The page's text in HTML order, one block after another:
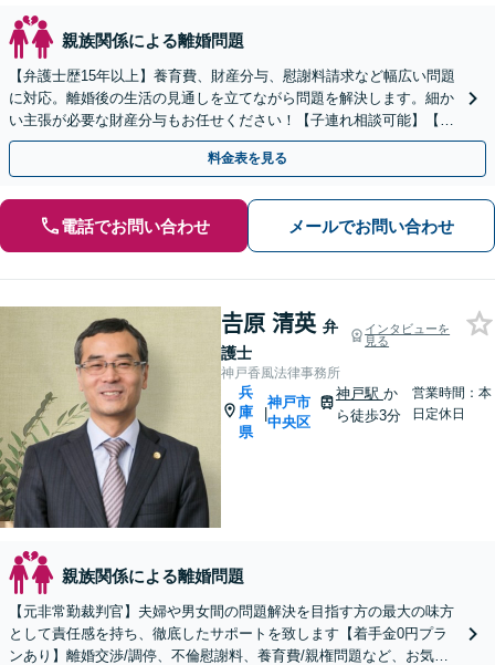
親族関係による離婚問題
【弁護士歴15年以上】養育費、財産分与、慰謝料請求など幅広い問題
に対応。離婚後の生活の見通しを立てながら問題を解決します。細か
い主張が必要な財産分与もお任せください！【子連れ相談可能】【完
全個室で安心】
料金表を見る
電話でお問い合わせ メールでお問い合わせ
𠮷原 清英 弁
護士
インタビューを
見る
神戸香風法律事務所
兵
庫
県
|
神戸市
中央区
神戸駅 か
ら徒歩3分
営業時間：本
日定休日
親族関係による離婚問題
【元非常勤裁判官】夫婦や男女間の問題解決を目指す方の最大の味方
として責任感を持ち、徹底したサポートを致します【着手金0円プラ
ンあり】離婚交渉/調停、不倫慰謝料、養育費/親権問題など、お気軽